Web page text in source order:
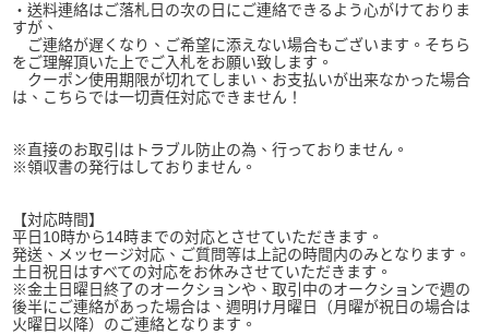
・送料連絡はご落札日の次の日にご連絡できるよう心がけておりま
すが、
ご連絡が遅くなり、ご希望に添えない場合もございます。そちら
をご理解頂いた上でご入札をお願い致します。
クーポン使用期限が切れてしまい、お支払いが出来なかった場合
は、こちらでは一切責任対応できません！
※直接のお取引はトラブル防止の為、行っておりません。
※領収書の発行はしておりません。
【対応時間】
平日10時から14時までの対応とさせていただきます。
発送、メッセージ対応、ご質問等は上記の時間内のみとなります。
土日祝日はすべての対応をお休みさせていただきます。
※金土日曜日終了のオークションや、取引中のオークションで週の
後半にご連絡があった場合は、週明け月曜日（月曜が祝日の場合は
火曜日以降）のご連絡となります。